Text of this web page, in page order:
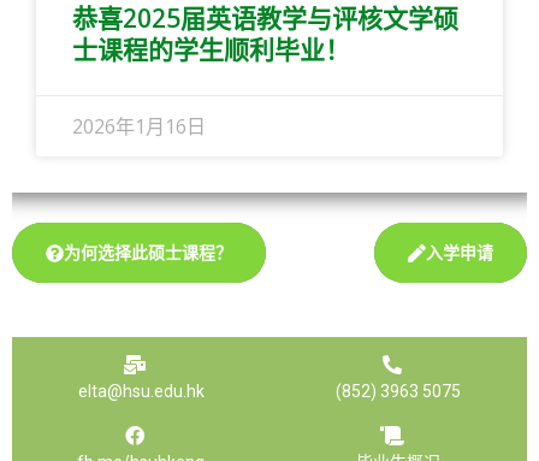
恭喜2025届英语教学与评核文学硕
士课程的学生顺利毕业！
2026年1月16日
为何选择此硕士课程？ 入学申请
elta@hsu.edu.hk (852) 3963 5075